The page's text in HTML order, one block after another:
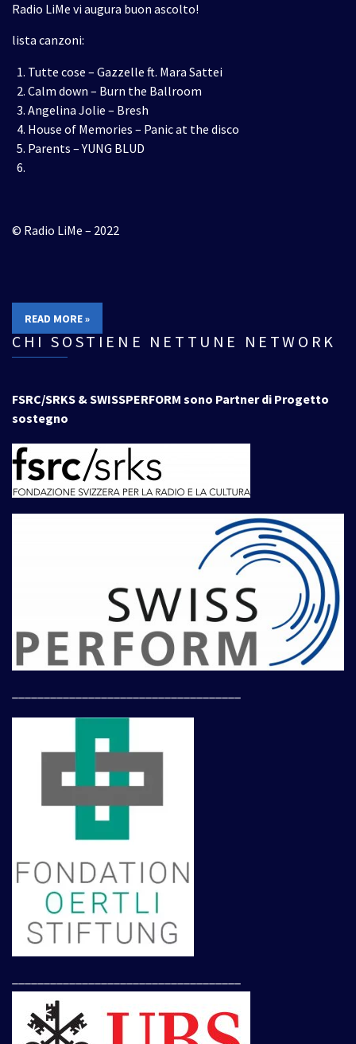
Radio LiMe vi augura buon ascolto!
lista canzoni:
Tutte cose – Gazzelle ft. Mara Sattei
Calm down – Burn the Ballroom
Angelina Jolie – Bresh
House of Memories – Panic at the disco
Parents – YUNG BLUD
© Radio LiMe – 2022
READ MORE »
CHI SOSTIENE NETTUNE NETWORK
FSRC/SRKS & SWISSPERFORM sono Partner di Progetto
sostegno